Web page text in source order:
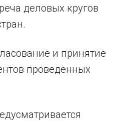
деловых кругов
и принятие
проведенных